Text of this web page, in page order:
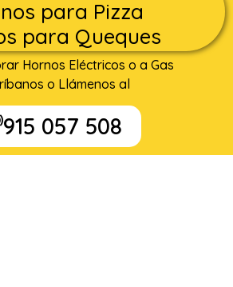
para Pizza
para Queques
Hornos Eléctricos o a Gas
o Llámenos al
915 057 508